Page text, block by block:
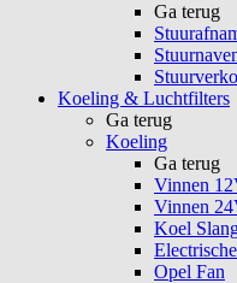
Ga terug
Koeling & Luchtfilters
Ga terug
Koeling
Ga terug
Vinnen
Vinnen
Koel
Opel Fan